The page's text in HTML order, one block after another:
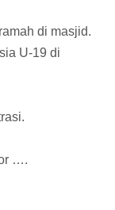
di masjid.
U-19 di
….